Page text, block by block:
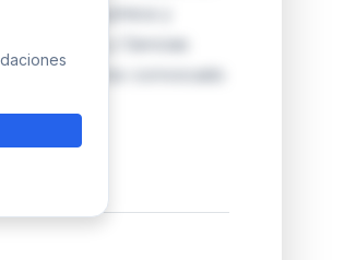
de Bioquímica y
y Ciencias
del concurso convocado